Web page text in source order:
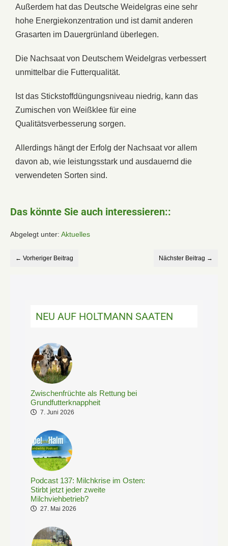
Außerdem hat das Deutsche Weidelgras eine sehr
hohe Energiekonzentration und ist damit anderen
Grasarten im Dauergrünland überlegen.
Die Nachsaat von Deutschem Weidelgras verbessert
unmittelbar die Futterqualität.
Ist das Stickstoffdüngungsniveau niedrig, kann das
Zumischen von Weißklee für eine
Qualitätsverbesserung sorgen.
Allerdings hängt der Erfolg der Nachsaat vor allem
davon ab, wie leistungsstark und ausdauernd die
verwendeten Sorten sind.
Das könnte Sie auch interessieren::
Abgelegt unter: Aktuelles
← Vorheriger Beitrag Nächster Beitrag →
NEU AUF HOLTMANN SAATEN
Zwischenfrüchte als Rettung bei
Grundfutterknappheit
7. Juni 2026
Podcast 137: Milchkrise im Osten:
Stirbt jetzt jeder zweite
Milchviehbetrieb?
27. Mai 2026